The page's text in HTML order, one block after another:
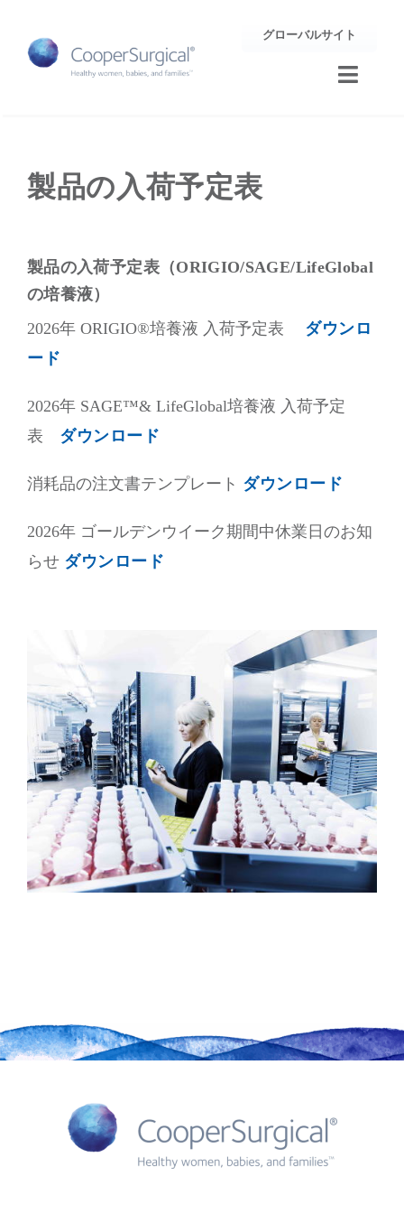
content
グローバルサイト
Toggle
サポート
製品の入荷予定表
製品の入荷予定表（ORIGIO/SAGE/LifeGlobal
の培養液）
2026年 ORIGIO®培養液 入荷予定表 ダウンロ
ード
2026年 SAGE™& LifeGlobal培養液 入荷予定
表 ダウンロード
消耗品の注文書テンプレート ダウンロード
2026年 ゴールデンウイーク期間中休業日のお知
らせ ダウンロード